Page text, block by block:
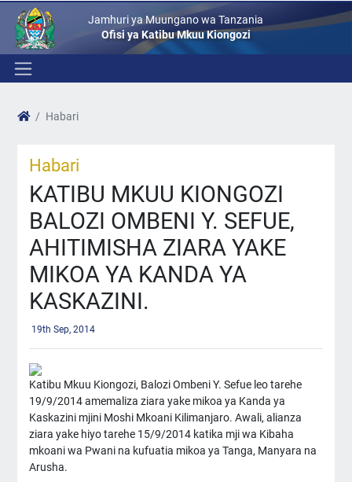
Jamhuri ya Muungano wa Tanzania
Ofisi ya Katibu Mkuu Kiongozi
Habari
Habari
KATIBU MKUU KIONGOZI
BALOZI OMBENI Y. SEFUE,
AHITIMISHA ZIARA YAKE
MIKOA YA KANDA YA
KASKAZINI.
19th Sep, 2014
Katibu Mkuu Kiongozi, Balozi Ombeni Y. Sefue leo tarehe
19/9/2014 amemaliza ziara yake mikoa ya Kanda ya
Kaskazini mjini Moshi Mkoani Kilimanjaro. Awali, alianza
ziara yake hiyo tarehe 15/9/2014 katika mji wa Kibaha
mkoani wa Pwani na kufuatia mikoa ya Tanga, Manyara na
Arusha.